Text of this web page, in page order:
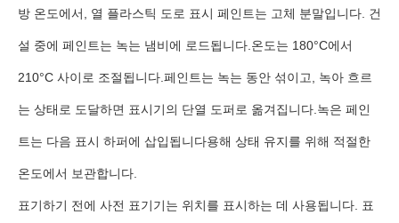
방 온도에서, 열 플라스틱 도로 표시 페인트는 고체 분말입니다. 건
설 중에 페인트는 녹는 냄비에 로드됩니다.온도는 180°C에서
210°C 사이로 조절됩니다.페인트는 녹는 동안 섞이고, 녹아 흐르
는 상태로 도달하면 표시기의 단열 도퍼로 옮겨집니다.녹은 페인
트는 다음 표시 하퍼에 삽입됩니다용해 상태 유지를 위해 적절한
온도에서 보관합니다.
표기하기 전에 사전 표기기는 위치를 표시하는 데 사용됩니다. 표